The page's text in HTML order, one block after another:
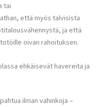
tai
että myös talvisista
ja että
oivan rahoituksen.
ehkäisevät havereita ja
ilman vahinkoja –